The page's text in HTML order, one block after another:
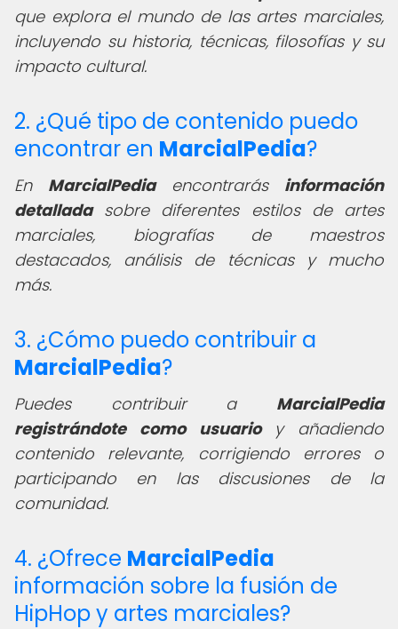
que explora el mundo de las artes marciales,
incluyendo su historia, técnicas, filosofías y su
impacto cultural.
2. ¿Qué tipo de contenido puedo
encontrar en MarcialPedia?
En MarcialPediaencontrarás información
detalladasobre diferentes estilos de artes
marciales, biografías de maestros
destacados, análisis de técnicas y mucho
más.
3. ¿Cómo puedo contribuir a
MarcialPedia?
Puedes contribuir a MarcialPedia
registrándote como usuarioy añadiendo
contenido relevante, corrigiendo errores o
participando en las discusiones de la
comunidad.
4. ¿Ofrece MarcialPedia
información sobre la fusión de
HipHop y artes marciales?